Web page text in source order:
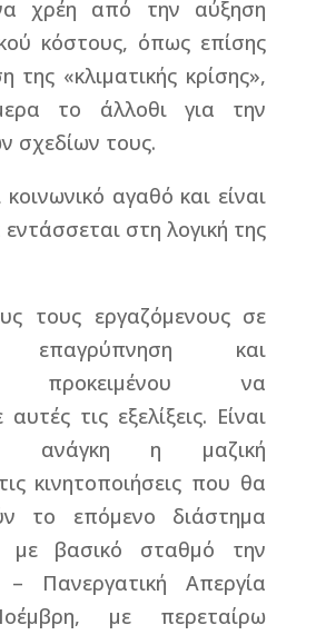
χρέη από την αύξηση
κόστους, όπως επίσης
της «κλιματικής κρίσης»,
το άλλοθι για την
σχεδίων τους.
αγαθό και είναι
στη λογική της
τους εργαζόμενους σε
επαγρύπνηση και
προκειμένου να
τις εξελίξεις. Είναι
ανάγκη η μαζική
κινητοποιήσεις που θα
το επόμενο διάστημα
με βασικό σταθμό την
– Πανεργατική Απεργία
με περεταίρω